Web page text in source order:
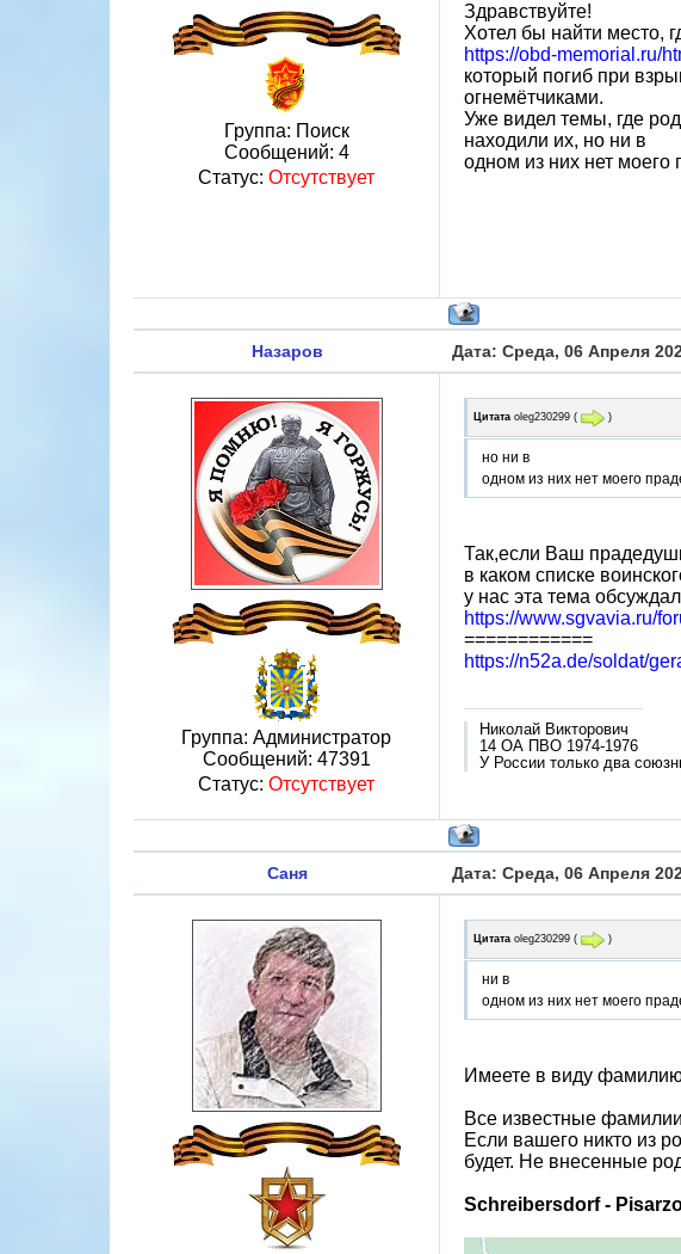
Группа: Поиск
Сообщений: 4
Статус: Отсутствует
Здравствуйте!
Хотел бы найти место,
https://obd-memorial.ru/
который погиб при
огнемётчиками.
Уже видел темы, где
находили их, но ни в
одном из них нет моего
Назаров Дата: Среда, 06 Апреля
Группа: Администратор
Сообщений: 47391
Статус: Отсутствует
Цитата oleg230299 ( )
но ни в
одном из них нет моего
Так,если Ваш
в каком списке
у нас эта тема
https://www.sgvavia.ru/
============
https://n52a.de/soldat/
Николай Викторович
14 ОА ПВО 1974-1976
У России только два
Саня Дата: Среда, 06 Апреля
Цитата oleg230299 ( )
ни в
одном из них нет моего
Имеете в виду
Все известные
Если вашего никто из
будет. Не внесенные
Schreibersdorf -